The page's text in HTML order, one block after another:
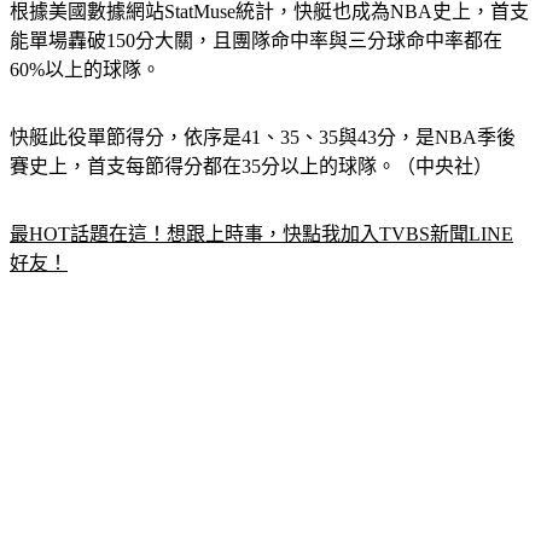
根據美國數據網站StatMuse統計，快艇也成為NBA史上，首支
能單場轟破150分大關，且團隊命中率與三分球命中率都在
60%以上的球隊。
快艇此役單節得分，依序是41、35、35與43分，是NBA季後
賽史上，首支每節得分都在35分以上的球隊。（中央社）
最HOT話題在這！想跟上時事，快點我加入TVBS新聞LINE
好友！